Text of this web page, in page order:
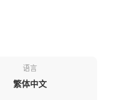
语言
繁体中文